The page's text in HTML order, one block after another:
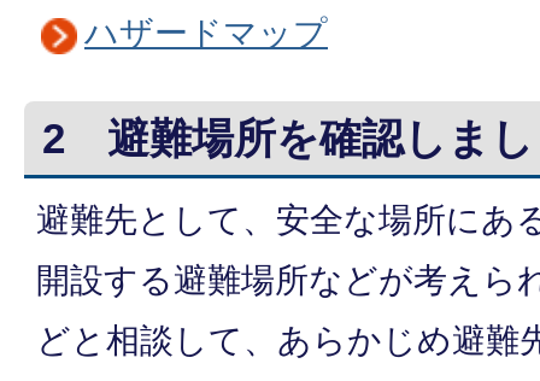
ハザードマップ
2 避難場所を確認しま
避難先として、安全な場所にあ
開設する避難場所などが考えら
どと相談して、あらかじめ避難